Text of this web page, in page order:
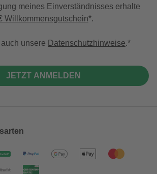
meines Einverständnisses erhalte
Willkommensgutschein*.
unsere Datenschutzhinweise.
JETZT ANMELDEN